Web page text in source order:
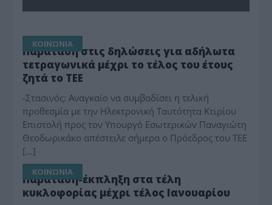
ΚΟΙΝΩΝΙΑ
Παράταση στις δηλώσεις για αδήλωτα
τετραγωνικά μέχρι το τέλος του έτους
ζητά το ΤΕΕ
-Στασινός: Αναγκαίο να συμβαδίσει η τελική
προθεσμία με την Ηλεκτρονική Ταυτότητα Κτιρίου
Επιστολή προς τον Υπουργό Εσωτερικών Παναγιώτη
Θεοδωρικάκο απέστειλε σήμερα ο Πρόεδρος του ΤΕΕ
[…]
ΚΟΙΝΩΝΙΑ
Παράταση-έκπληξη στα τέλη
κυκλοφορίας μέχρι τέλος Ιανουαρίου